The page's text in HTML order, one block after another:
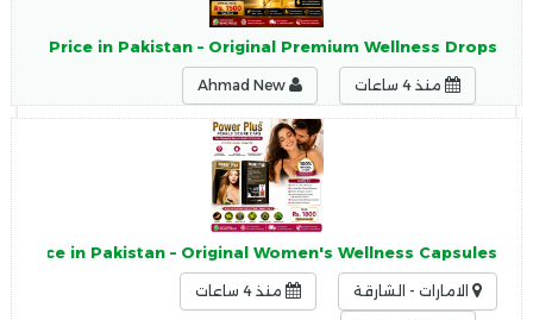
Price in Pakistan – Original Premium Wellness Drops
منذ 4 ساعات
Price in Pakistan – Original Women's Wellness Capsules
الامارات - الشارقة منذ 4 ساعات